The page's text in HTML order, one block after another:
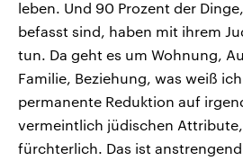
leben. Und 90 Prozent der
befasst sind, haben mit ihrem
tun. Da geht es um Wohnung,
Familie, Beziehung, was weiß
permanente Reduktion auf
vermeintlich jüdischen
fürchterlich. Das ist